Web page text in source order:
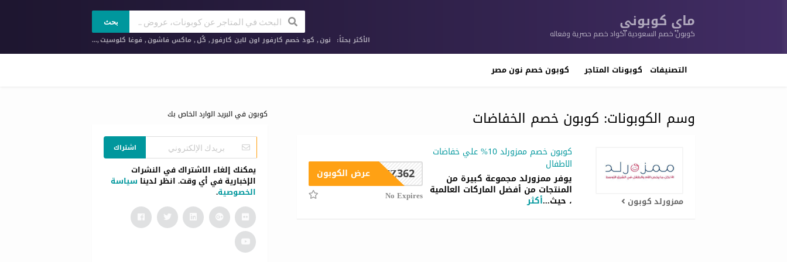
ماي كوبوني
كوبون خصم السعودية اكواد خصم حصرية وفعاله
بحث
الأكثر بحثاً: نون, كود خصم كارفور اون لاين كارفور, كُل,ماكس فاشون, فوغا كلوسيت,...
تخطي
التصنيفات كوبونات المتاجر كوبون خصم نون مصر
وسم الكوبونات: كوبون خصم الخفاضات
ممزورلد كوبون
كوبون خصم ممزورلد 10% علي خفاضات
الاطفال
يوفر ممزورلد مجموعة كبيرة من
المنتجات من أفضل الماركات العالمية
، حيث...أكثر
FZ362 عرض الكوبون
No Expires
كوبون في البريد الوارد الخاص بك
اشتراك
يمكنك إلغاء الاشتراك في النشرات
الإخبارية في أي وقت. انظر لدينا سياسة
الخصوصية.